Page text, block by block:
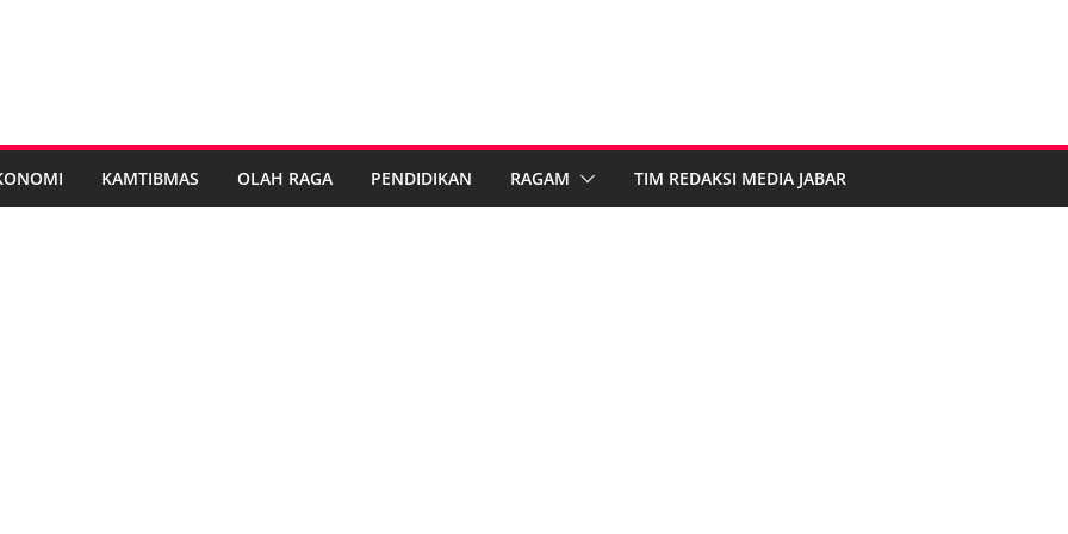
KAMTIBMAS OLAH RAGA PENDIDIKAN RAGAM TIM REDAKSI MEDIA JABAR